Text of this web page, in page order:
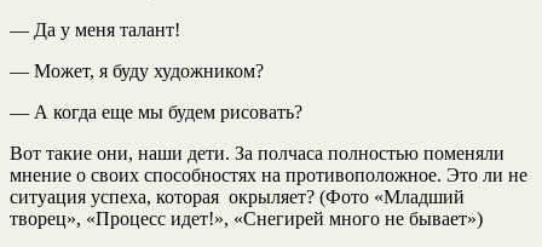
— Да у меня талант!
— Может, я буду художником?
— А когда еще мы будем рисовать?
Вот такие они, наши дети. За полчаса полностью поменяли
мнение о своих способностях на противоположное. Это ли не
ситуация успеха, которая окрыляет? (Фото «Младший
творец», «Процесс идет!», «Снегирей много не бывает»)